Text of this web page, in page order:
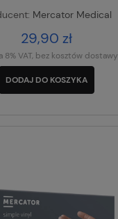
Mercator Medical
29,90 zł
8% VAT, bez kosztów dostawy
DODAJ DO KOSZYKA